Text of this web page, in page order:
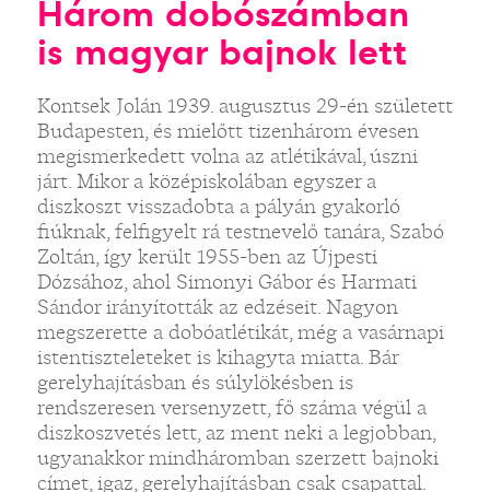
Három dobószámban
is magyar bajnok lett
Kontsek Jolán 1939. augusztus 29-én született
Budapesten, és mielőtt tizenhárom évesen
megismerkedett volna az atlétikával, úszni
járt. Mikor a középiskolában egyszer a
diszkoszt visszadobta a pályán gyakorló
fiúknak, felfigyelt rá testnevelő tanára, Szabó
Zoltán, így került 1955-ben az Újpesti
Dózsához, ahol Simonyi Gábor és Harmati
Sándor irányították az edzéseit. Nagyon
megszerette a dobóatlétikát, még a vasárnapi
istentiszteleteket is kihagyta miatta. Bár
gerelyhajításban és súlylökésben is
rendszeresen versenyzett, fő száma végül a
diszkoszvetés lett, az ment neki a legjobban,
ugyanakkor mindháromban szerzett bajnoki
címet, igaz, gerelyhajításban csak csapattal.